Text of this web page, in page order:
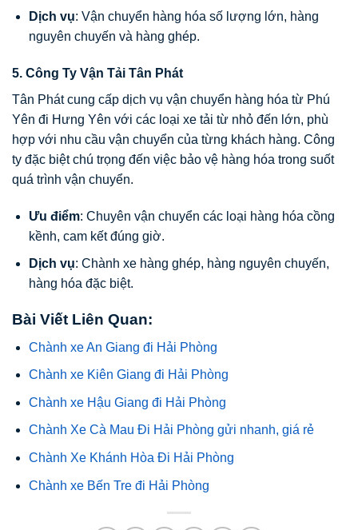
Dịch vụ: Vận chuyển hàng hóa số lượng lớn, hàng
nguyên chuyến và hàng ghép.
5. Công Ty Vận Tải Tân Phát
Tân Phát cung cấp dịch vụ vận chuyển hàng hóa từ Phú
Yên đi Hưng Yên với các loại xe tải từ nhỏ đến lớn, phù
hợp với nhu cầu vận chuyển của từng khách hàng. Công
ty đặc biệt chú trọng đến việc bảo vệ hàng hóa trong suốt
quá trình vận chuyển.
Ưu điểm: Chuyên vận chuyển các loại hàng hóa cồng
kềnh, cam kết đúng giờ.
Dịch vụ: Chành xe hàng ghép, hàng nguyên chuyến,
hàng hóa đặc biệt.
Bài Viết Liên Quan:
Chành xe An Giang đi Hải Phòng
Chành xe Kiên Giang đi Hải Phòng
Chành xe Hậu Giang đi Hải Phòng
Chành Xe Cà Mau Đi Hải Phòng gửi nhanh, giá rẻ
Chành Xe Khánh Hòa Đi Hải Phòng
Chành xe Bến Tre đi Hải Phòng